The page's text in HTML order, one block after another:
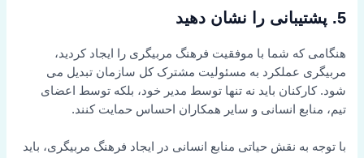
5. پشتیبانی را نشان دهید
هنگامی که شما با موفقیت فرهنگ مربیگری را ایجاد کردید،
مربیگری عملکرد به مسئولیت مشترک کل سازمان تبدیل می
شود. کارکنان باید نه تنها توسط مدیر خود، بلکه توسط اعضای
تیم، منابع انسانی و سایر همکاران احساس حمایت کنند.
با توجه به نقش حیاتی منابع انسانی در ایجاد فرهنگ مربیگری، باید